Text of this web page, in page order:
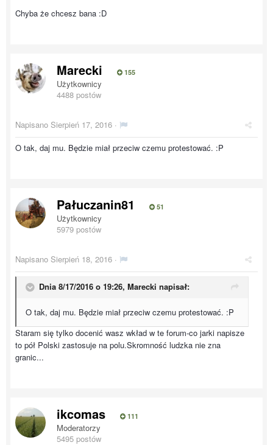
Chyba że chcesz bana :D
Marecki 155
Użytkownicy
4488 postów
Napisano Sierpień 17, 2016 ·
O tak, daj mu. Będzie miał przeciw czemu protestować. :P
Pałuczanin81 51
Użytkownicy
5979 postów
Napisano Sierpień 18, 2016 ·
Dnia 8/17/2016 o 19:26, Marecki napisał:
O tak, daj mu. Będzie miał przeciw czemu protestować. :P
Staram się tylko docenić wasz wkład w te forum-co jarki napisze
to pół Polski zastosuje na polu.Skromność ludzka nie zna
granic...
ikcomas 111
Moderatorzy
5495 postów